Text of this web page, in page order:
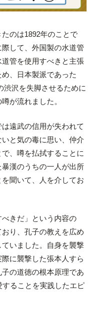
のは1892年のことで
して、外国製の水道管
管を使用すべきと主張
、日本製派であった
渋沢を失脚させるために
が流れました。
遠武の信用が失われて
と気の毒に思い、仲介
、噂を払拭することに
漢のうちの一人が出所
聞いて、人を介してお
きだ」という内容の
り、孔子の教えを広め
いました。自身を襲撃
に襲撃した張本人すら
の道徳の根本原理であ
することを実践したエピ